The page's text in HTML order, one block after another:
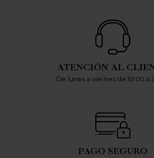
ATENCIÓN AL
De lunes a viernes de 10:00 a
PAGO SEGURO